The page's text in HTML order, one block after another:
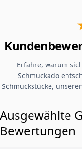
Erfahre, warum
Schmuckado
Schmuckstücke,
Ausgewählte
Bewertungen